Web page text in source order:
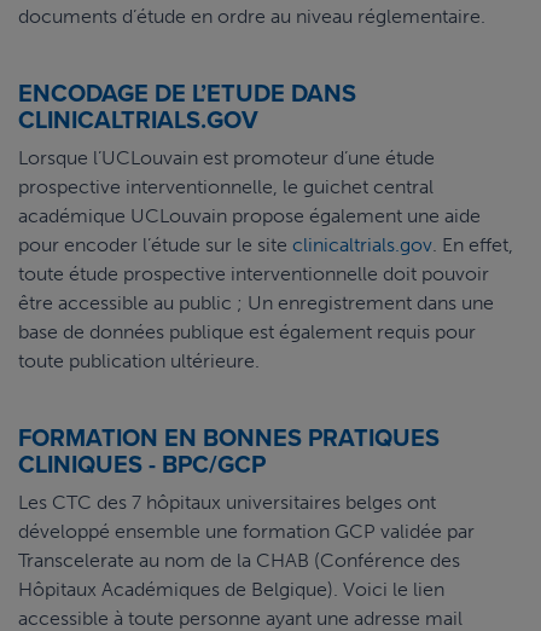
documents d’étude en ordre au niveau réglementaire.
ENCODAGE DE L’ETUDE DANS
CLINICALTRIALS.GOV
Lorsque l’UCLouvain est promoteur d’une étude
prospective interventionnelle, le guichet central
académique UCLouvain propose également une aide
pour encoder l’étude sur le site clinicaltrials.gov . En effet,
toute étude prospective interventionnelle doit pouvoir
être accessible au public ; Un enregistrement dans une
base de données publique est également requis pour
toute publication ultérieure.
FORMATION EN BONNES PRATIQUES
CLINIQUES - BPC/GCP
Les CTC des 7 hôpitaux universitaires belges ont
développé ensemble une formation GCP validée par
Transcelerate au nom de la CHAB (Conférence des
Hôpitaux Académiques de Belgique). Voici le lien
accessible à toute personne ayant une adresse mail